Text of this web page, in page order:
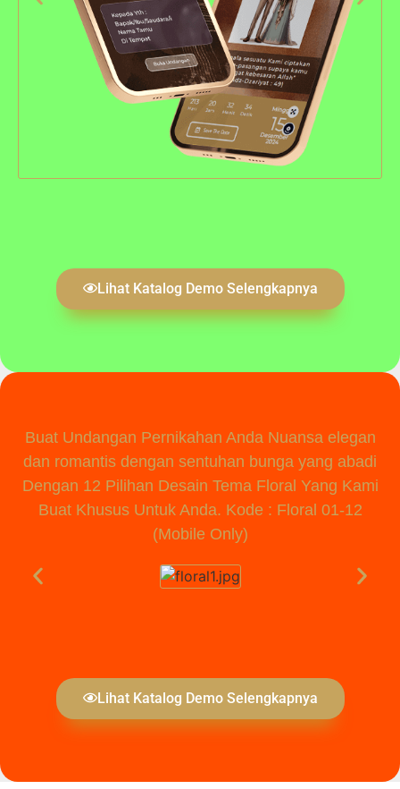
Lihat Katalog Demo Selengkapnya
Buat Undangan Pernikahan Anda Nuansa elegan
dan romantis dengan sentuhan bunga yang abadi
Dengan 12 Pilihan Desain Tema Floral Yang Kami
Buat Khusus Untuk Anda. Kode : Floral 01-12
(Mobile Only)
Lihat Katalog Demo Selengkapnya